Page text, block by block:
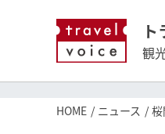
観
HOME ニュース